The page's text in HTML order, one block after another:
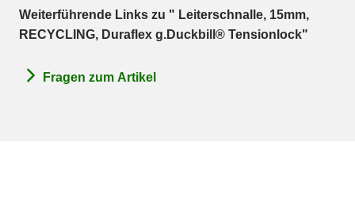
Weiterführende Links zu " Leiterschnalle, 15mm,
RECYCLING, Duraflex g.Duckbill® Tensionlock"
Fragen zum Artikel